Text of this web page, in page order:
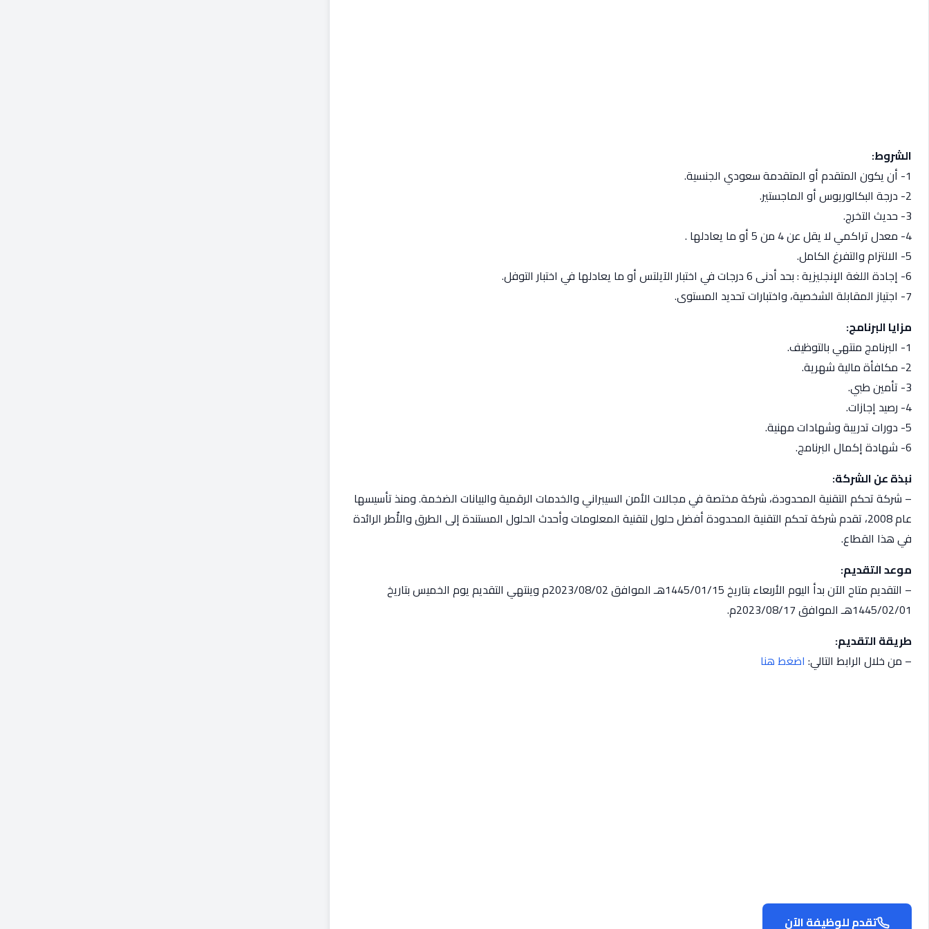
الشروط:
1- أن يكون المتقدم أو المتقدمة سعودي الجنسية.
2- درجة البكالوريوس أو الماجستير.
3- حديث التخرج.
4- معدل تراكمي لا يقل عن 4 من 5 أو ما يعادلها .
5- الالتزام والتفرغ الكامل.
6- إجادة اللغة الإنجليزية : بحد أدنى 6 درجات في اختبار الآيلتس أو ما يعادلها في اختبار التوفل.
7- اجتياز المقابلة الشخصية، واختبارات تحديد المستوى.
مزايا البرنامج:
1- البرنامج منتهي بالتوظيف.
2- مكافأة مالية شهرية.
3- تأمين طبي.
4- رصيد إجازات.
5- دورات تدريبة وشهادات مهنية.
6- شهادة إكمال البرنامج.
نبذة عن الشركة:
– شركة تحكم التقنية المحدودة، شركة مختصة في مجالات الأمن السيبراني والخدمات الرقمية والبيانات الضخمة. ومنذ تأسيسها
عام 2008، تقدم شركة تحكم التقنية المحدودة أفضل حلول لتقنية المعلومات وأحدث الحلول المستندة إلى الطرق والأُطر الرائدة
في هذا القطاع.
موعد التقديم:
– التقديم متاح الآن بدأ اليوم الأربعاء بتاريخ 1445/01/15هـ الموافق 2023/08/02م وينتهي التقديم يوم الخميس بتاريخ
1445/02/01هـ الموافق 2023/08/17م.
طريقة التقديم:
– من خلال الرابط التالي: اضغط هنا
تقدم للوظيفة الآن